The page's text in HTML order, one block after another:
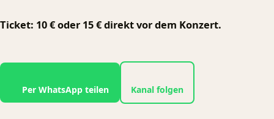
Ticket: 10 € oder 15 € direkt vor dem Konzert.
Per WhatsApp teilen Kanal folgen